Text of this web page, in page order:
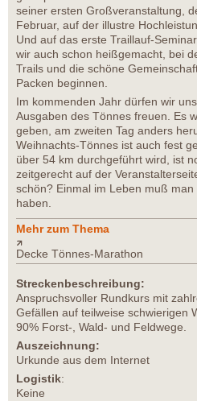
seiner ersten Großveranstaltung,
Februar, auf der illustre
Und auf das erste Traillauf-
wir auch schon heißgemacht, bei
Trails und die schöne
Packen beginnen.
Im kommenden Jahr dürfen wir
Ausgaben des Tönnes freuen. Es
geben, am zweiten Tag anders
Weihnachts-Tönnes ist auch fest
über 54 km durchgeführt wird, ist
zeitgerecht auf der
schön? Einmal im Leben muß
haben.
Mehr zum Thema
Decke Tönnes-Marathon
Streckenbeschreibung:
Anspruchsvoller Rundkurs mit
Gefällen auf teilweise schwierigen
90% Forst-, Wald- und Feldwege.
Auszeichnung:
Urkunde aus dem Internet
Logistik:
Keine